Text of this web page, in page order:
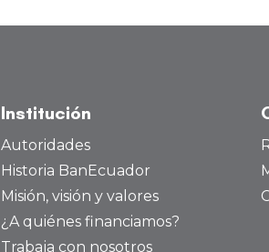
Institución
Autoridades
Historia BanEcuador
Misión, visión y valores
¿A quiénes financiamos?
Trabaja con nosotros